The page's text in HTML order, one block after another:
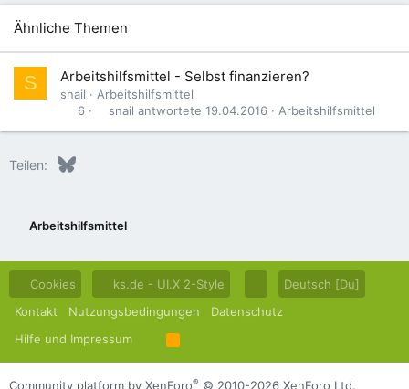
Ähnliche Themen
S Arbeitshilfsmittel - Selbst finanzieren?
snail
Arbeitshilfsmittel
6
Arbeitshilfsmittel
19.04.2016
snail
Teilen: Bluesky
Arbeitshilfsmittel
Cookies ks.de - UI.X 2-Style
Deutsch [Du]
Kontakt
Nutzungsbedingungen
Datenschutz
Hilfe und Impressum
R
S
S
Community platform by XenForo® © 2010-2026 XenForo Ltd.